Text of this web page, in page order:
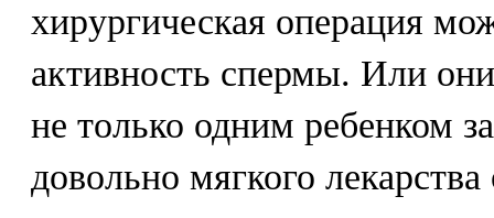
хирургическая операция
активность спермы. Или
не только одним ребенком
довольно мягкого